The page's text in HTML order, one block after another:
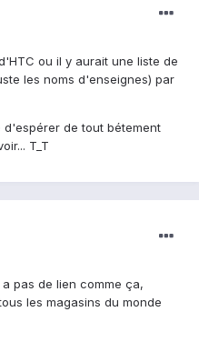
ou il y aurait une liste de
les noms d'enseignes) par
de tout bétement
T_T
pas de lien comme ça,
les magasins du monde